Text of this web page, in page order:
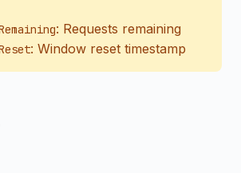
: Requests remaining
: Window reset timestamp